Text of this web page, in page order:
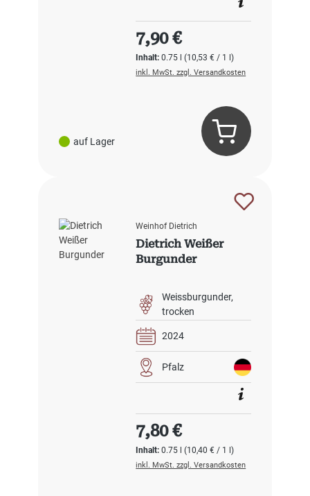
auf Lager
Inhalt:0.75 l(10,53 € / 1 l)
Regulärer Preis:
7,90 €
inkl. MwSt. zzgl. Versandkosten
Weinhof Dietrich
Dietrich Weißer
Burgunder
Weissburgunder
trocken
2024
Pfalz
Inhalt:0.75 l(10,40 € / 1 l)
Regulärer Preis:
7,80 €
inkl. MwSt. zzgl. Versandkosten